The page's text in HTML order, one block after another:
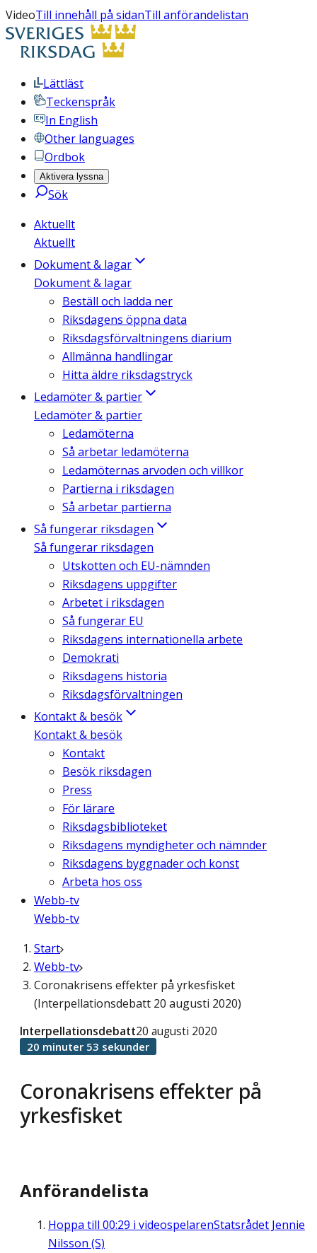
VideoTill innehåll på sidanTill anförandelistan
Lättläst
Teckenspråk
In English
Other languages
Ordbok
Aktivera lyssna
Sök
Aktuellt
Aktuellt
Dokument & lagar
Dokument & lagar
Beställ och ladda ner
Riksdagens öppna data
Riksdagsförvaltningens diarium
Allmänna handlingar
Hitta äldre riksdagstryck
Ledamöter & partier
Ledamöter & partier
Ledamöterna
Så arbetar ledamöterna
Ledamöternas arvoden och villkor
Partierna i riksdagen
Så arbetar partierna
Så fungerar riksdagen
Så fungerar riksdagen
Utskotten och EU-nämnden
Riksdagens uppgifter
Arbetet i riksdagen
Så fungerar EU
Riksdagens internationella arbete
Demokrati
Riksdagens historia
Riksdagsförvaltningen
Kontakt & besök
Kontakt & besök
Kontakt
Besök riksdagen
Press
För lärare
Riksdagsbiblioteket
Riksdagens myndigheter och nämnder
Riksdagens byggnader och konst
Arbeta hos oss
Webb-tv
Webb-tv
Start
Webb-tv
Coronakrisens effekter på yrkesfisket
(Interpellationsdebatt 20 augusti 2020)
Coronakrisens effekter på
yrkesfisket
Interpellationsdebatt20 augusti 2020
20 minuter 53 sekunder
Anförandelista
Hoppa till 00:29 i videospelarenStatsrådet Jennie
Nilsson (S)